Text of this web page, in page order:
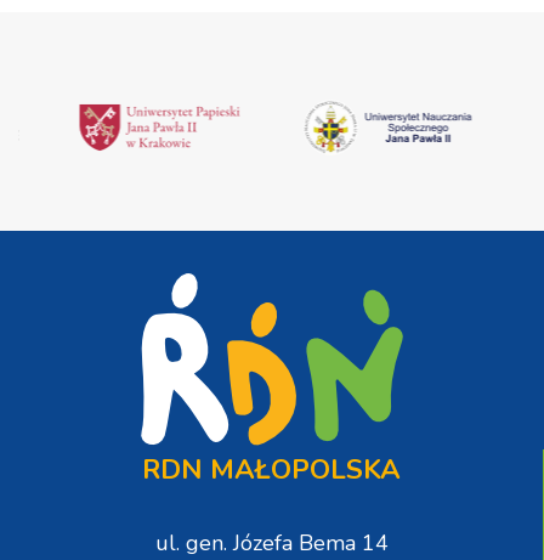
RDN MAŁOPOLSKA
ul. gen. Józefa Bema 14